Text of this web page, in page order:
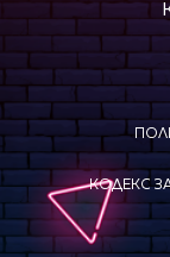
КОДЕКС